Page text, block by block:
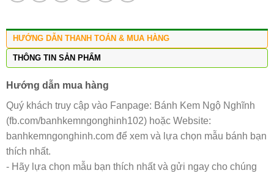
HƯỚNG DẪN THANH TOÁN & MUA HÀNG
THÔNG TIN SẢN PHẨM
Hướng dẫn mua hàng
Quý khách truy cập vào Fanpage: Bánh Kem Ngộ Nghĩnh
(fb.com/banhkemngonghinh102) hoặc Website:
banhkemngonghinh.com để xem và lựa chọn mẫu bánh bạn
thích nhất.
- Hãy lựa chọn mẫu bạn thích nhất và gửi ngay cho chúng